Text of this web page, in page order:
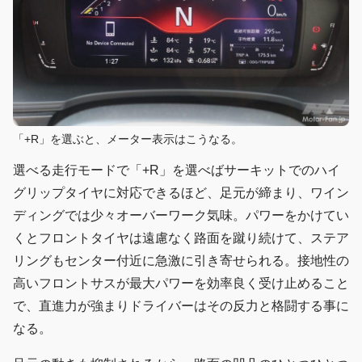
「+R」を選ぶと、メーター表示はこうなる。
選べる走行モードで「+R」を選べばサーキットでのハイ
グリップタイヤに対応できるほど、足元が締まり、ワイン
ディングでは少々オーバーワーク気味。パワーをかけてい
くとフロントタイヤは遠慮なく路面を蹴り続けて、ステア
リングもセンター付近に急激に引き寄せられる。接地性の
高いフロントサスが最大パワーを効率良く受け止めること
で、直進力が強まりドライバーはその反力と格闘する事に
なる。